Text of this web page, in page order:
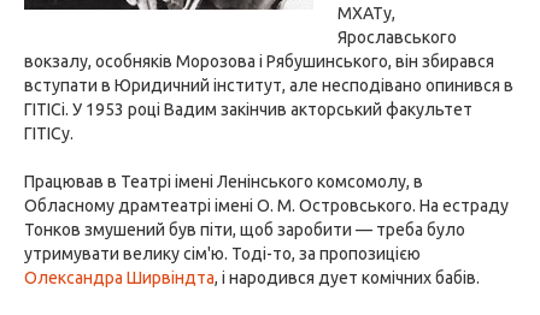
МХАТу,
Ярославського
вокзалу, особняків Морозова і Рябушинського, він збирався
вступати в Юридичний інститут, але несподівано опинився в
ГІТІСі. У 1953 році Вадим закінчив акторський факультет
ГІТІСу.
Працював в Театрі імені Ленінського комсомолу, в
Обласному драмтеатрі імені О. М. Островського. На естраду
Тонков змушений був піти, щоб заробити — треба було
утримувати велику сім'ю. Тоді-то, за пропозицією
Олександра Ширвіндта, і народився дует комічних бабів.